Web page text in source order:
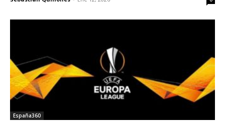
España360